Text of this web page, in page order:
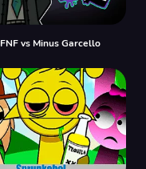
FNF vs Minus Garcello